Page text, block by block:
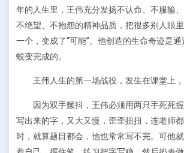
年的人生里，王伟充分发扬不认命、不服输、
不绝望、不抱怨的精神品质，把很多别人眼
一个，变成了“可能”。他创造的生命奇迹是
蜕变完成的。
王伟人生的第一场战役，发生在课堂上，
因为双手颤抖，王伟必须用两只手死死
写出来的字，又大又慢，歪歪扭扭，连老师
时，就算题目都会，他也常常写不完。可他